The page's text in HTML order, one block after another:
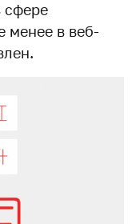
сфере
менее в веб-